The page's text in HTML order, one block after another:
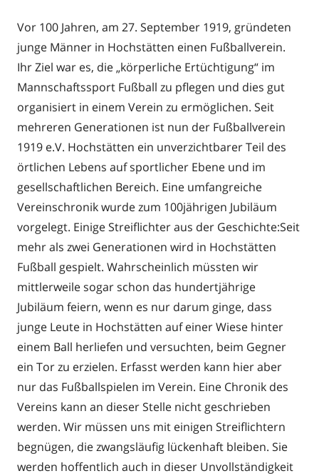
Vor 100 Jahren, am 27. September 1919, gründeten
junge Männer in Hochstätten einen Fußballverein.
Ihr Ziel war es, die „körperliche Ertüchtigung“ im
Mannschaftssport Fußball zu pflegen und dies gut
organisiert in einem Verein zu ermöglichen. Seit
mehreren Generationen ist nun der Fußballverein
1919 e.V. Hochstätten ein unverzichtbarer Teil des
örtlichen Lebens auf sportlicher Ebene und im
gesellschaftlichen Bereich. Eine umfangreiche
Vereinschronik wurde zum 100jährigen Jubiläum
vorgelegt. Einige Streiflichter aus der Geschichte:Seit
mehr als zwei Generationen wird in Hochstätten
Fußball gespielt. Wahrscheinlich müssten wir
mittlerweile sogar schon das hundertjährige
Jubiläum feiern, wenn es nur darum ginge, dass
junge Leute in Hochstätten auf einer Wiese hinter
einem Ball herliefen und versuchten, beim Gegner
ein Tor zu erzielen. Erfasst werden kann hier aber
nur das Fußballspielen im Verein. Eine Chronik des
Vereins kann an dieser Stelle nicht geschrieben
werden. Wir müssen uns mit einigen Streiflichtern
begnügen, die zwangsläufig lückenhaft bleiben. Sie
werden hoffentlich auch in dieser Unvollständigkeit